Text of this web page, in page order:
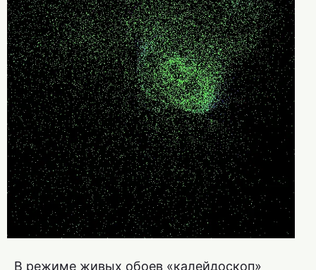
В режиме живых обоев «калейдоскоп»